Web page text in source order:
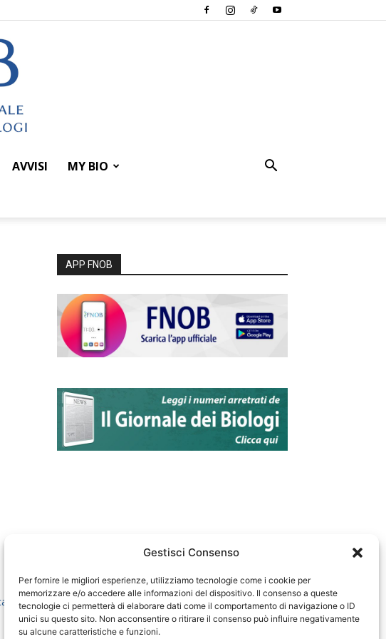
Gestisci Consenso
Per fornire le migliori esperienze, utilizziamo tecnologie come i cookie per
memorizzare e/o accedere alle informazioni del dispositivo. Il consenso a queste
tecnologie ci permetterà di elaborare dati come il comportamento di navigazione o ID
unici su questo sito. Non acconsentire o ritirare il consenso può influire negativamente
su alcune caratteristiche e funzioni.
AVVISI MY BIO
APP FNOB
80069130583
D'Anna